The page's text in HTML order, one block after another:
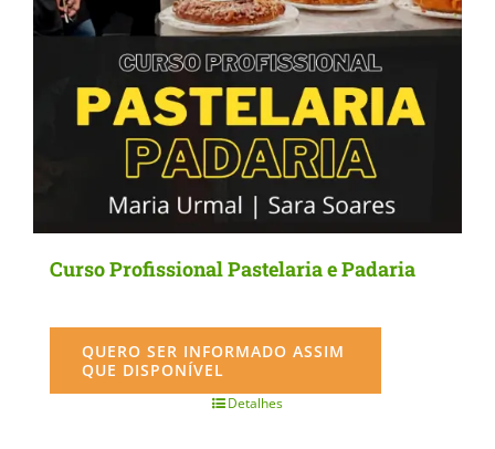
Curso Profissional Pastelaria e Padaria
QUERO SER INFORMADO ASSIM
QUE DISPONÍVEL
Detalhes